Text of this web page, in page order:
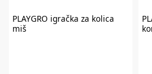
PLAYGRO igračka za kolica
miš